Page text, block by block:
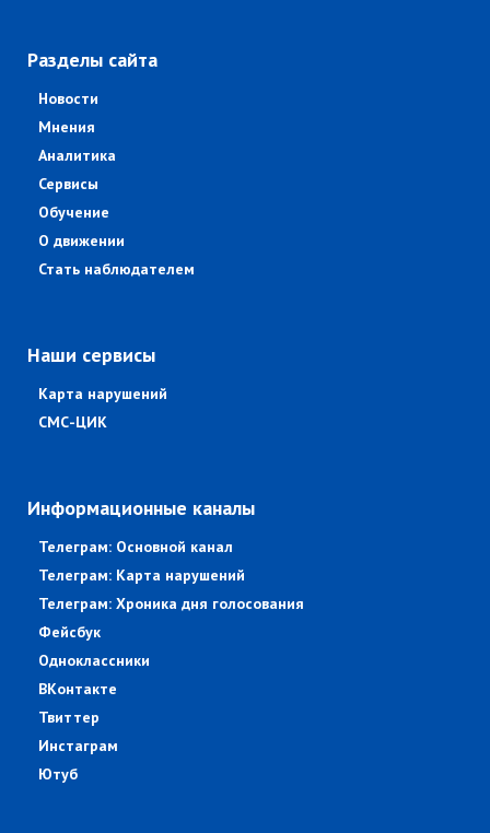
Разделы сайта
Новости
Мнения
Аналитика
Сервисы
Обучение
О движении
Стать наблюдателем
Наши сервисы
Карта нарушений
СМС-ЦИК
Информационные каналы
Телеграм: Основной канал
Телеграм: Карта нарушений
Телеграм: Хроника дня голосования
Фейсбук
Одноклассники
ВКонтакте
Твиттер
Инстаграм
Ютуб